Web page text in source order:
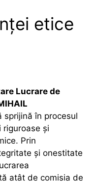
etice
Lucrare de
sprijină în procesul
riguroase și
Prin
și onestitate
atât de comisia de